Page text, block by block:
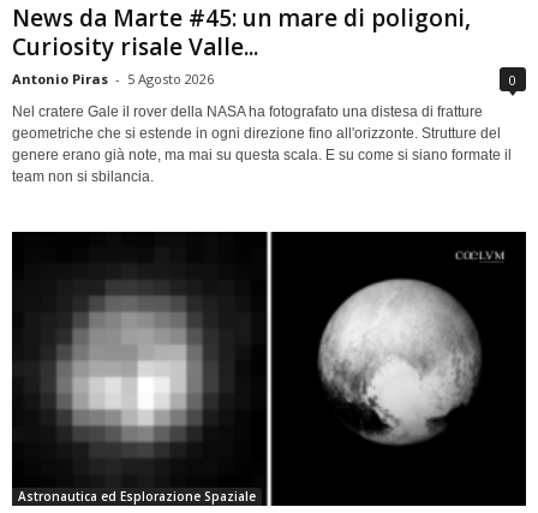
News da Marte #45: un mare di poligoni,
Curiosity risale Valle...
Antonio Piras - 5 Agosto 2026 0
Nel cratere Gale il rover della NASA ha fotografato una distesa di fratture
geometriche che si estende in ogni direzione fino all'orizzonte. Strutture del
genere erano già note, ma mai su questa scala. E su come si siano formate il
team non si sbilancia.
Astronautica ed Esplorazione Spaziale